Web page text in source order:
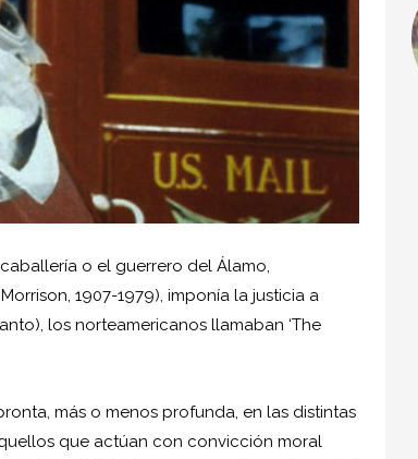
o el guerrero del Álamo,
1907-1979), imponía la justicia a
los norteamericanos llamaban ‘The
más o menos profunda, en las distintas
que actúan con convicción moral